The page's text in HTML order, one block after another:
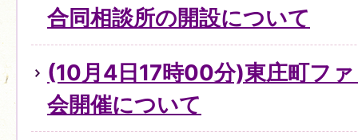
合同相談所の開設について
(10月4日17時00分)東庄町フ
会開催について